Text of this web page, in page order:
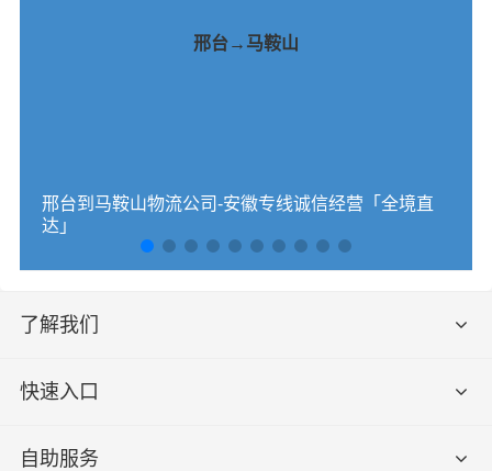
邢台→马鞍山
邢台到马鞍山物流公司-安徽专线诚信经营「全境直
达」
了解我们
快速入口
自助服务